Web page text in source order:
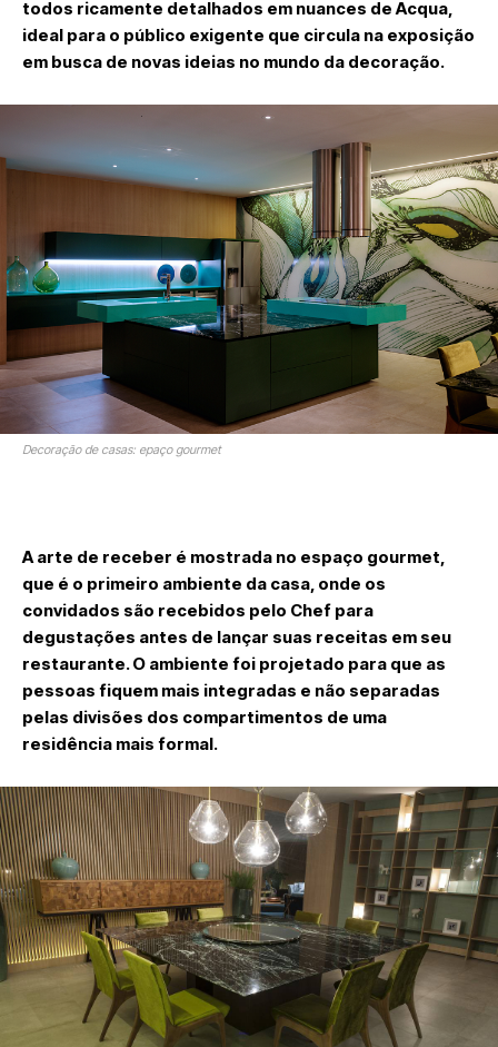
todos ricamente detalhados em nuances de Acqua,
ideal para o público exigente que circula na exposição
em busca de novas ideias no mundo da decoração.
Decoração de casas: epaço gourmet
A arte de receber é mostrada no espaço gourmet,
que é o primeiro ambiente da casa, onde os
convidados são recebidos pelo Chef para
degustações antes de lançar suas receitas em seu
restaurante. O ambiente foi projetado para que as
pessoas fiquem mais integradas e não separadas
pelas divisões dos compartimentos de uma
residência mais formal.